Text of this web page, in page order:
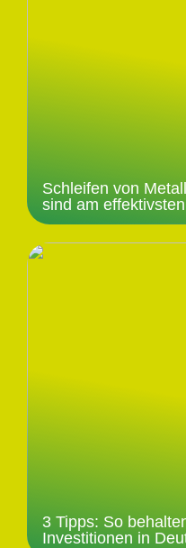
Schleifen von
sind am effektivsten
3 Tipps: So
Investitionen in